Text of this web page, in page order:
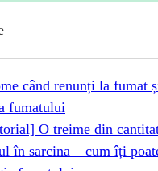
când renunți la fumat
fumatului
O treime din
în sarcina – cum îți